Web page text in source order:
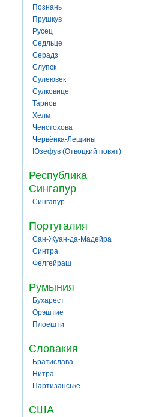
Познань
Прушкув
Русец
Седльце
Серадз
Слупск
Сулеювек
Сулковице
Тарнов
Хелм
Ченстохова
Червёнка-Лещины
Юзефув (Отвоцкий повят)
Республика
Сингапур
Сингапур
Португалия
Сан-Жуан-да-Мадейра
Синтра
Фелгейраш
Румыния
Бухарест
Орэштие
Плоешти
Словакия
Братислава
Нитра
Партизанське
США